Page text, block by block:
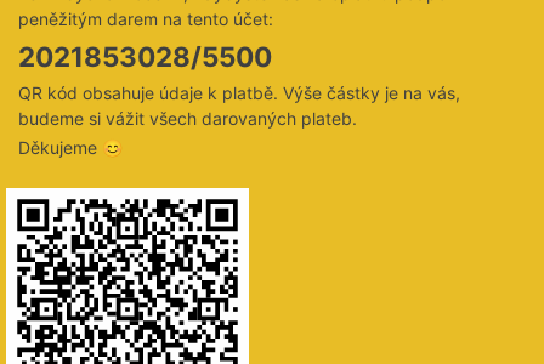
peněžitým darem na tento účet:
2021853028/5500
QR kód obsahuje údaje k platbě. Výše částky je na vás,
budeme si vážit všech darovaných plateb.
Děkujeme 😊